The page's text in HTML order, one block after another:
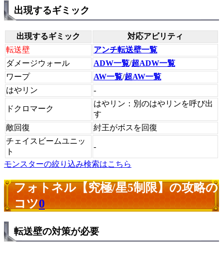
出現するギミック
出現するギミック
対応アビリティ
転送壁
アンチ転送壁一覧
ダメージウォール
ADW一覧/超ADW一覧
ワープ
AW一覧/超AW一覧
はやリン
-
ドクロマーク
はやリン：別のはやリンを呼び出
す
敵回復
紂王がボスを回復
チェイスビームユニッ
ト
-
モンスターの絞り込み検索はこちら
フォトネル【究極/星5制限】の攻略の
コツ0
転送壁の対策が必要